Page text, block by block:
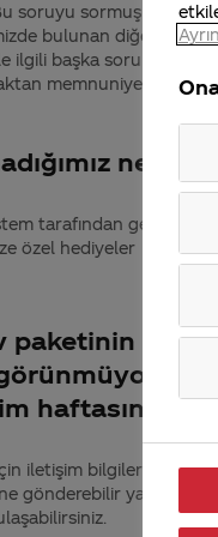
soruyu sormuş
bulunan diğer
ilgili başka sorularınız
memnuniyet duyarız.
ne
tarafından
özel hediyeler
paketinin
kod
haftasınu
iletişim bilgilerinizi
gönderebilir ya da 444